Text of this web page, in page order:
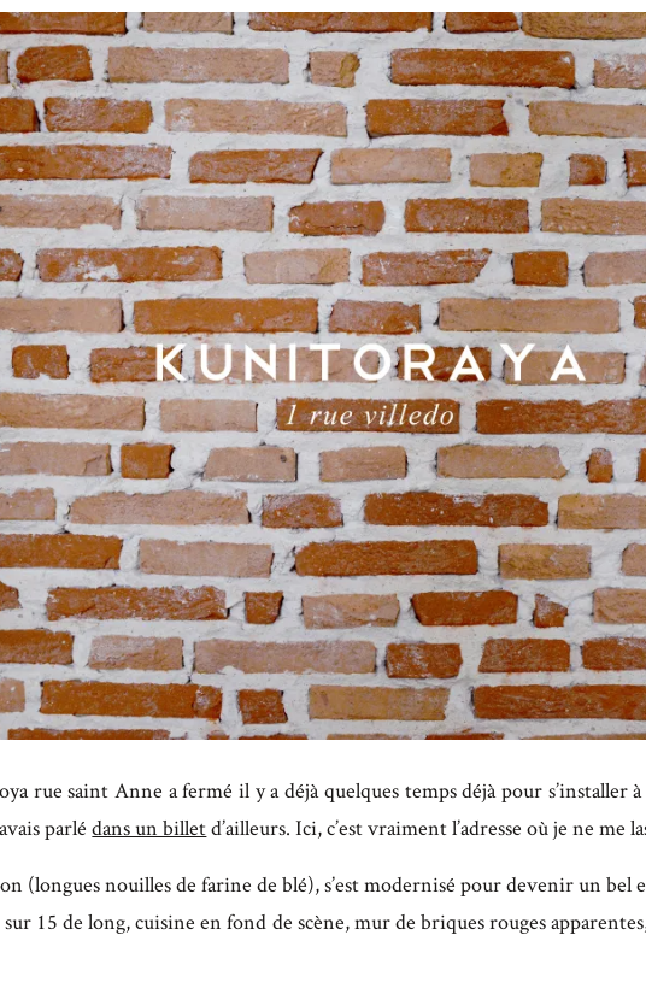
rue saint Anne a fermé il y a déjà quelques temps déjà pour s’installer
parlédans un billetd’ailleurs. Ici, c’est vraiment l’adresse où je ne me
(longues nouilles de farine de blé), s’est modernisé pour devenir un bel
sur 15 de long, cuisine en fond de scène, mur de briques rouges